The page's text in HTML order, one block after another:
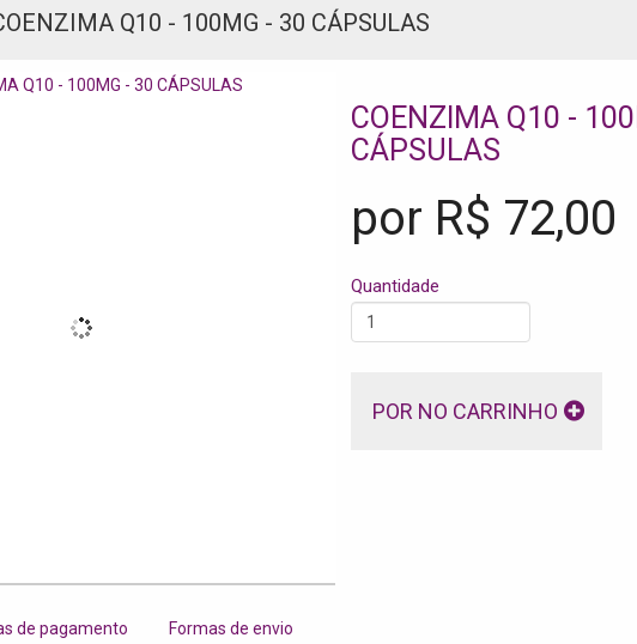
Q10 - 100MG - 30 CÁPSULAS
COENZIMA Q10 -
CÁPSULAS
por R$ 72,00
Quantidade
POR NO CARRINHO
de pagamento Formas de envio